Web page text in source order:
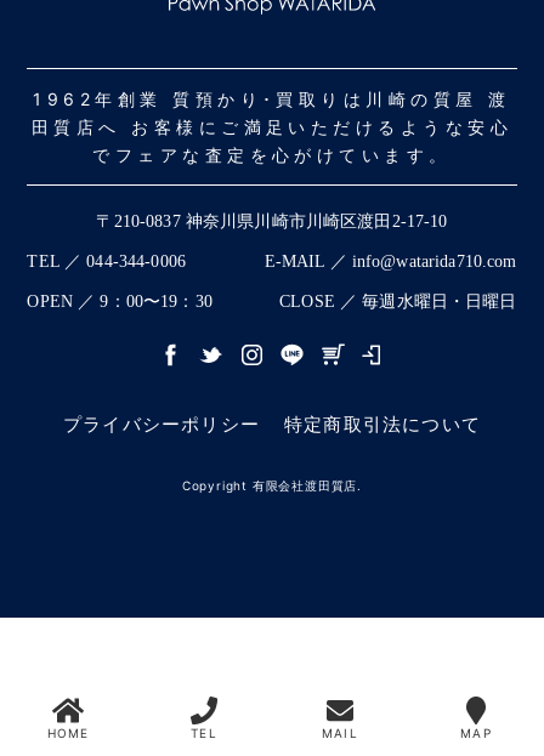
1962年創業 質預かり･買取りは川崎の質屋 渡
田質店へ お客様にご満足いただけるような安心
でフェアな査定を心がけています。
〒210-0837 神奈川県川崎市川崎区渡田2-17-10
TEL ／ 044-344-0006 E-MAIL ／ info@watarida710.com
OPEN ／ 9：00〜19：30 CLOSE ／ 毎週水曜日・日曜日
プライバシーポリシー 特定商取引法について
Copyright 有限会社渡田質店.
HOME TEL MAIL MAP